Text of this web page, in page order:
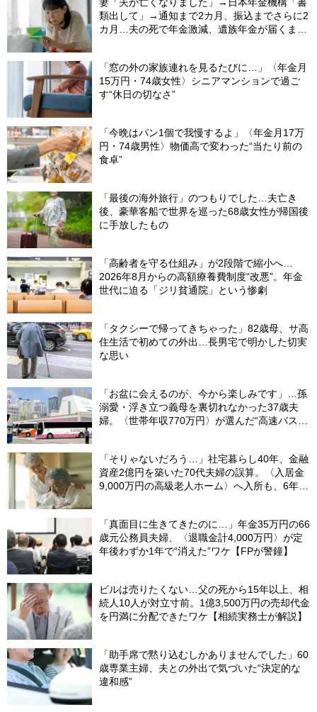
類出して」→通知まで2カ月、振込までさらに2
カ月…夫の死で年金激減、遺族年金が届くまで
「窓の外の家族連れを見るたびに…」〈年金月
15万円・74歳女性〉シニアマンションで過ご
す“休日の切なさ”
「今晩はパン1個で我慢するよ」〈年金月17万
円・74歳男性〉物価高で変わった“当たり前の
食卓”
「最後の海外旅行」のつもりでした…夫亡き
後、豪華客船で世界を巡った68歳女性が帰国後
に手放したもの
「高齢者を守る仕組み」が2段階で縮小へ…
2026年8月からの高額療養費制度“改悪”。年金
世代に迫る「ジリ貧通院」という惨劇
「タクシーで帰ってきちゃった」82歳母、サ高
住生活で初めての外出…長男宅で明かした切実
な思い
「お盆に会えるのが、今から楽しみです」…孫
溺愛・浮き立つ義母を裏切れなかった37歳夫
婦。〈世帯年収770万円〉が選んだ“高速バス帰
「そりゃないだろう…」社宅暮らし40年、金融
資産2億円を築いた70代夫婦の誤算。〈入居金
9,000万円の高級老人ホーム〉へ入所も、6年後
「真面目に生きてきたのに…」年金35万円の66
歳元公務員夫婦、〈退職金計4,000万円〉が定
年後わずか1年で“消えた”ワケ【FPが警鐘】
ビルは売りたくない…父の死から15年以上、相
続人10人が対立寸前。1億3,500万円の売却代金
を円満に分配できたワケ【相続実務士が解説】
「助手席で黙り込むしかありませんでした」60
歳専業主婦、夫との外出で気づいた“決定的な
違和感”